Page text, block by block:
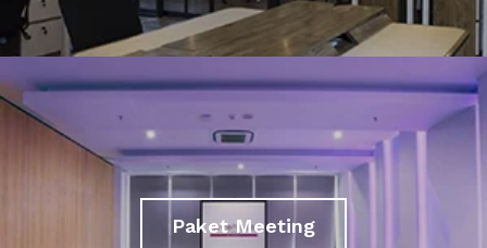
Paket Meeting